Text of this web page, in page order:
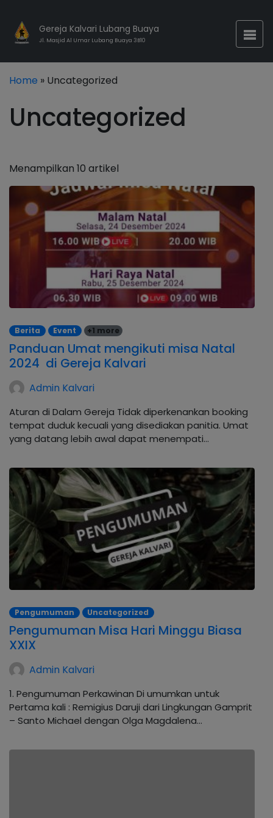
Gereja Kalvari Lubang Buaya
Jl. Masjid Al Umar Lubang Buaya 3B10
Home » Uncategorized
Uncategorized
Menampilkan 10 artikel
Berita Event +1 more
Panduan Umat mengikuti misa Natal
2024 di Gereja Kalvari
Admin Kalvari
Aturan di Dalam Gereja Tidak diperkenankan booking
tempat duduk kecuali yang disediakan panitia. Umat
yang datang lebih awal dapat menempati…
Pengumuman Uncategorized
Pengumuman Misa Hari Minggu Biasa
XXIX
Admin Kalvari
1. Pengumuman Perkawinan Di umumkan untuk
Pertama kali : Remigius Daruji dari Lingkungan Gamprit
– Santo Michael dengan Olga Magdalena…